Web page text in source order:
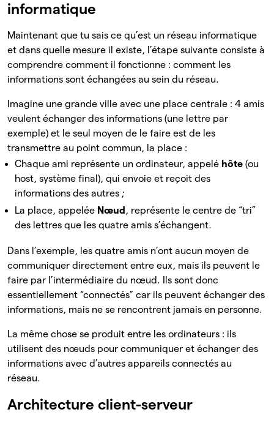
informatique
Maintenant que tu sais ce qu’est un réseau informatique
et dans quelle mesure il existe, l’étape suivante consiste à
comprendre comment il fonctionne : comment les
informations sont échangées au sein du réseau.
Imagine une grande ville avec une place centrale : 4 amis
veulent échanger des informations (une lettre par
exemple) et le seul moyen de le faire est de les
transmettre au point commun, la place :
Chaque ami représente un ordinateur, appelé hôte (ou
host, système final), qui envoie et reçoit des
informations des autres ;
La place, appelée Nœud , représente le centre de “tri”
des lettres que les quatre amis s’échangent.
Dans l’exemple, les quatre amis n’ont aucun moyen de
communiquer directement entre eux, mais ils peuvent le
faire par l’intermédiaire du nœud. Ils sont donc
essentiellement “connectés” car ils peuvent échanger des
informations, mais ne se rencontrent jamais en personne.
La même chose se produit entre les ordinateurs : ils
utilisent des nœuds pour communiquer et échanger des
informations avec d’autres appareils connectés au
réseau.
Architecture client-serveur